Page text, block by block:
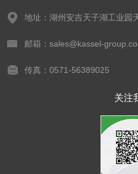
地址：湖州安吉天子湖工业园
邮箱：sales@kassel-
传真：0571-56389025
关注